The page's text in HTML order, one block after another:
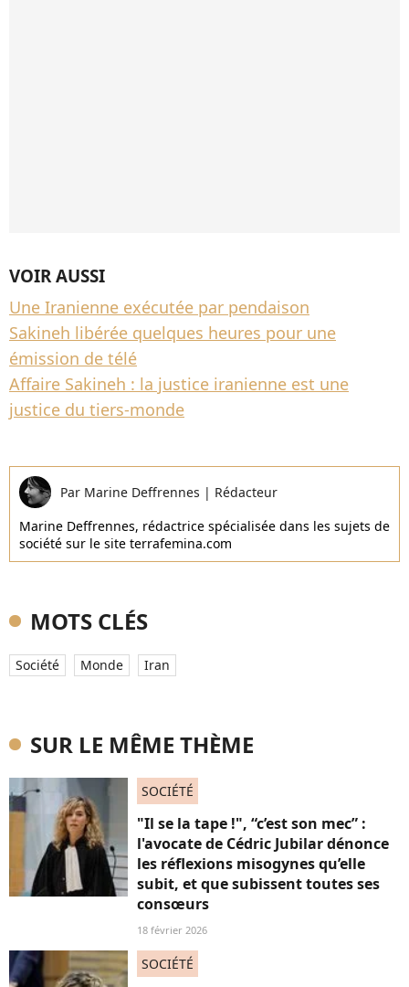
VOIR AUSSI
Une Iranienne exécutée par pendaison
Sakineh libérée quelques heures pour une
émission de télé
Affaire Sakineh : la justice iranienne est une
justice du tiers-monde
Par Marine Deffrennes | Rédacteur
Marine Deffrennes, rédactrice spécialisée dans les sujets de
société sur le site terrafemina.com
MOTS CLÉS
Société Monde Iran
SUR LE MÊME THÈME
SOCIÉTÉ
"Il se la tape !", “c’est son mec” :
l'avocate de Cédric Jubilar dénonce
les réflexions misogynes qu’elle
subit, et que subissent toutes ses
consœurs
18 février 2026
SOCIÉTÉ